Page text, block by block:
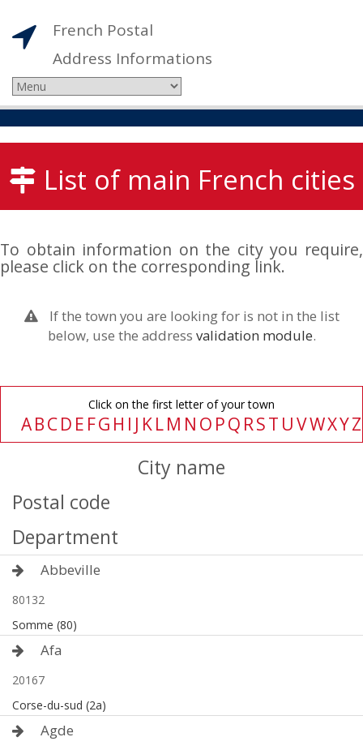
French Postal
Address Informations
List of main French cities
To obtain information on the city you require,
please click on the corresponding link.
If the town you are looking for is not in the list
below, use the address validation module.
Click on the first letter of your town
ABCD E FG H I J KLM N O PQ RST UVWXYZ
City name
Postal code
Department
Abbeville
80132
Somme (80)
Afa
20167
Corse-du-sud (2a)
Agde